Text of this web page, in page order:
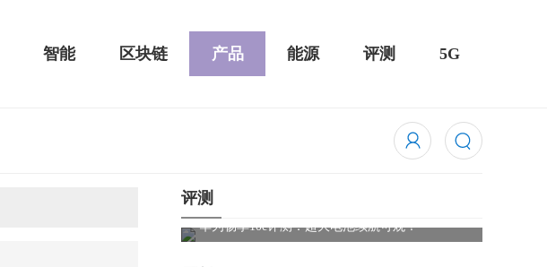
智能 区块链 产品 能源 评测 5G
评测
华为畅享10e评测：超大电池续航可观！